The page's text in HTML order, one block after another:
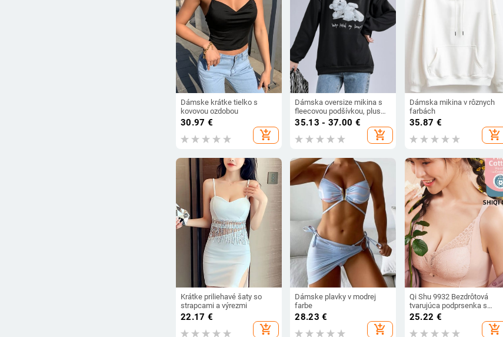
Dámske krátke tielko s
kovovou ozdobou
30.97 €
add_shopping_cart
Dámska oversize mikina s
fleecovou podšívkou, plus
veľkosť, okrúhly výstrih, dlhé
vhodná pre jar, jeseň a zimu
35.13 - 37.00 €
add_shopping_cart
Dámska mikina v rôznych
farbách
35.87 €
add_shopping_cart
Krátke priliehavé šaty so
strapcami a výrezmi
22.17 €
add_shopping_cart
Dámske plavky v modrej
farbe
28.23 €
add_shopping_cart
Qi Shu 9932 Bezdrôtová
tvarujúca podprsenka s
vyvýšením, nastaviteľná, bez
bočných kostí, proti poklesu
pre ženy
25.22 €
add_shopping_cart